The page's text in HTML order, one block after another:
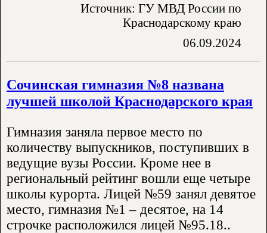
Источник: ГУ МВД России по
Краснодарскому краю
06.09.2024
Сочинская гимназия №8 названа
лучшей школой Краснодарского края
Гимназия заняла первое место по
количеству выпускников, поступивших в
ведущие вузы России. Кроме нее в
региональный рейтинг вошли еще четыре
школы курорта. Лицей №59 занял девятое
место, гимназия №1 – десятое, на 14
строчке расположился лицей №95.18..